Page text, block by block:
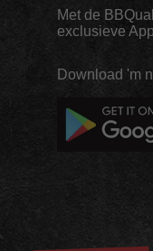
Met de
exclusieve
Download 'm